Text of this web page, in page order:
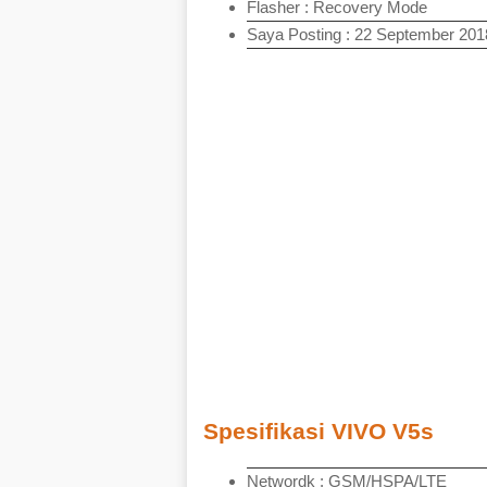
Flasher : Recovery Mode
Saya Posting : 22 September
Spesifikasi VIVO V5s
Networdk : GSM/HSPA/LTE